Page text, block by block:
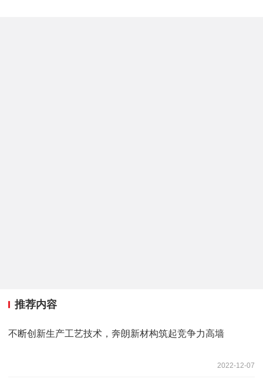
推荐内容
不断创新生产工艺技术，奔朗新材构筑起竞争力高墙
2022-12-07